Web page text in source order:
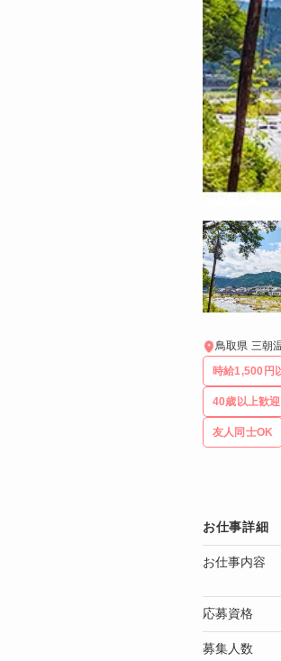
鳥取県 三朝
時給1,500円
40歳以上歓迎
友人同士OK
お仕事詳細
お仕事内容
応募資格
募集人数